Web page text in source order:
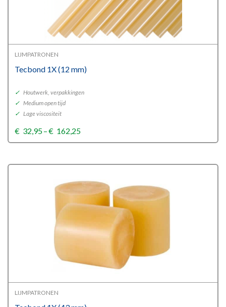
LIJMPATRONEN
Tecbond 1X (12 mm)
✓ Houtwerk, verpakkingen
✓ Medium open tijd
✓ Lage viscositeit
€ 32,95–€ 162,25Price
range:
LIJMPATRONEN